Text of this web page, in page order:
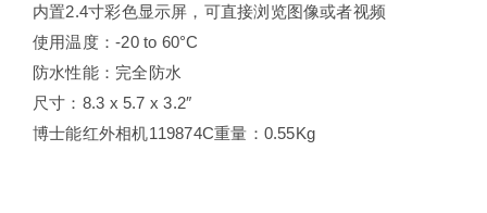
内置2.4寸彩色显示屏，可直接浏览图像或者视频
使用温度：-20 to 60°C
防水性能：完全防水
尺寸：8.3 x 5.7 x 3.2″
博士能红外相机119874C重量：0.55Kg